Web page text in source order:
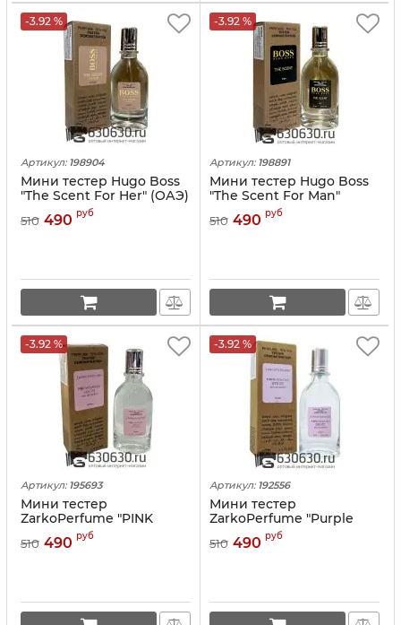
-3.92 %
Артикул: 198904
Мини тестер Hugo Boss
"The Scent For Her" (ОАЭ)
510 490 руб
-3.92 %
Артикул: 198891
Мини тестер Hugo Boss
"The Scent For Man"
(ОАЭ) 67 ml
510 490 руб
-3.92 %
Артикул: 195693
Мини тестер
ZarkoPerfume "PINK
MOLeCULE 090.09" (ОАЭ)
67 ml
510 490 руб
-3.92 %
Артикул: 192556
Мини тестер
ZarkoPerfume "Purple
Molecule 070.07" (ОАЭ) 67
ml
510 490 руб